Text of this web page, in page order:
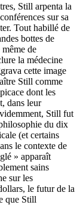
Still arpenta la
sur sa
Tout habillé de
bottes de
de
la médecine
cette image
Still comme
dont les
dans leur
Still fut
du dix
(et certains
le contexte de
» apparaît
sains
sur les
le futur de la
que Still